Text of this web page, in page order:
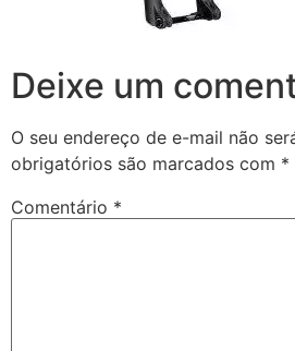
Deixe um
O seu endereço de e-mail não
obrigatórios são marcados com *
Comentário *